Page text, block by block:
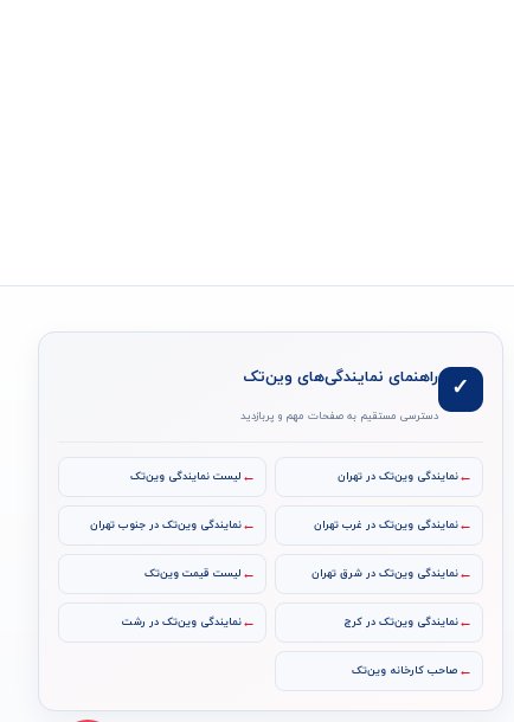
✓ راهنمای نمایندگی‌های وین‌تک
دسترسی مستقیم به صفحات مهم و پربازدید
←نمایندگی وین‌تک در تهران ← لیست نمایندگی وین‌تک
←نمایندگی وین‌تک در غرب تهران ←نمایندگی وین‌تک در جنوب تهران
←نمایندگی وین‌تک در شرق تهران ← لیست قیمت وین‌تک
←نمایندگی وین‌تک در کرج ←نمایندگی وین‌تک در رشت
← صاحب کارخانه وین‌تک